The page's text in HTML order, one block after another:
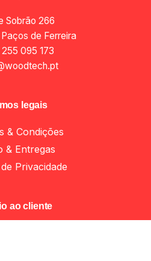
Sobrão 266
de Ferreira
255 095 173
legais
& Condições
& Entregas
Privacidade
ao cliente